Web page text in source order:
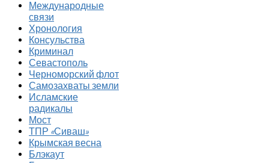
Международные
связи
Хронология
Консульства
Криминал
Севастополь
Черноморский флот
Самозахваты земли
Исламские
радикалы
Мост
ТПР «Сиваш»
Крымская весна
Блэкаут